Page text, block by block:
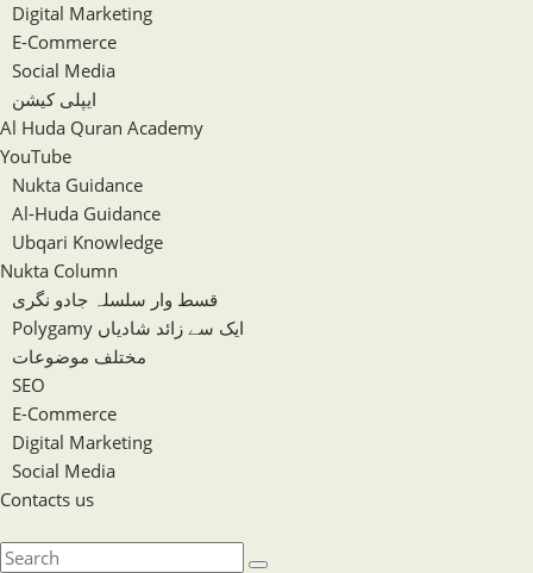
Digital Marketing
E-Commerce
Social Media
ایپلی کیشن
Al Huda Quran Academy
YouTube
Nukta Guidance
Al-Huda Guidance
Ubqari Knowledge
Nukta Column
قسط وار سلسلہ جادو نگری
Polygamy ایک سے زائد شادیاں
مختلف موضوعات
SEO
E-Commerce
Digital Marketing
Social Media
Contacts us
website
Search